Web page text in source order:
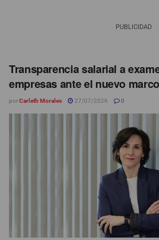
PUBLICIDAD
Transparencia salarial a
empresas ante el nuevo
porCarleth Morales 27/07/2026 0